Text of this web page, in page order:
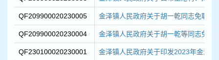
QF209900020230005 金泽镇人民政府关于胡一乾同志免职的
QF209900020230004 金泽镇人民政府关于胡一乾等同志免职
QF230100020230001 金泽镇人民政府关于印发2023年金泽